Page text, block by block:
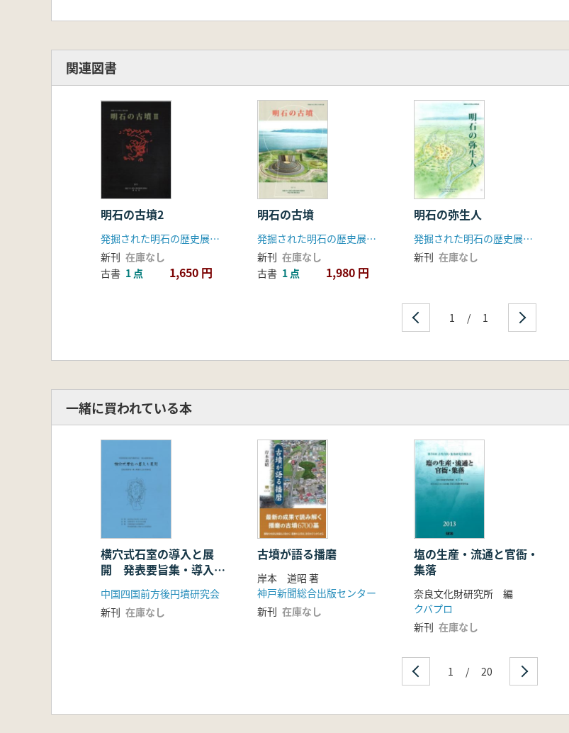
2 明石の古代遺跡 丸山 潔 稲原昭嘉
1 明石郡とその郷 山本三郎
2 太寺廃寺と古代山陽道・駅家 稲原昭嘉
3 魚住泊の位置と年代 稲原昭嘉
4 律令期の明石と塩作り 山本三郎
5 明石の古代文字資料 丸山潔
4 明石の古瓦集成 春成秀爾 ※約15ページ
関連図書
明石の古墳2
発掘された明石の歴史展実行委員会
新刊 在庫なし
古書 1 点 1,650 円
明石の古墳
発掘された明石の歴史展実行委員会
新刊 在庫なし
古書 1 点 1,980 円
明石の弥生人
発掘された明石の歴史展実行委員会
新刊 在庫なし
1 / 1
一緒に買われている本
横穴式石室の導入と展
開 発表要旨集・導入期
横穴式石室集成
中国四国前方後円墳研究会
新刊 在庫なし
古墳が語る播磨
岸本 道昭 著
神戸新聞総合出版センター
新刊 在庫なし
塩の生産・流通と官衙・
集落
奈良文化財研究所 編
クバプロ
新刊 在庫なし
1 / 20